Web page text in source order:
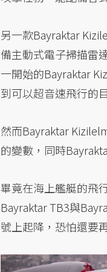
另一款Bayraktar
備主動式電子掃描雷
一開始的Bayraktar
到可以超音速飛行的
然而Bayraktar
的變數，同時
畢竟在海上艦艇的飛
Bayraktar TB3與
號上起降，恐怕還要